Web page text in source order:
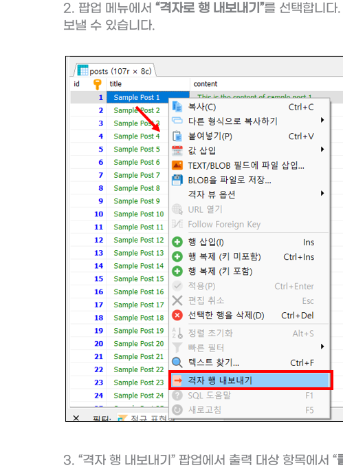
2. 팝업 메뉴에서 “격자로 행 내보내기”를 선택합니다
보낼 수 있습니다.
3. “격자 행 내보내기” 팝업에서 출력 대상 항목에서 “